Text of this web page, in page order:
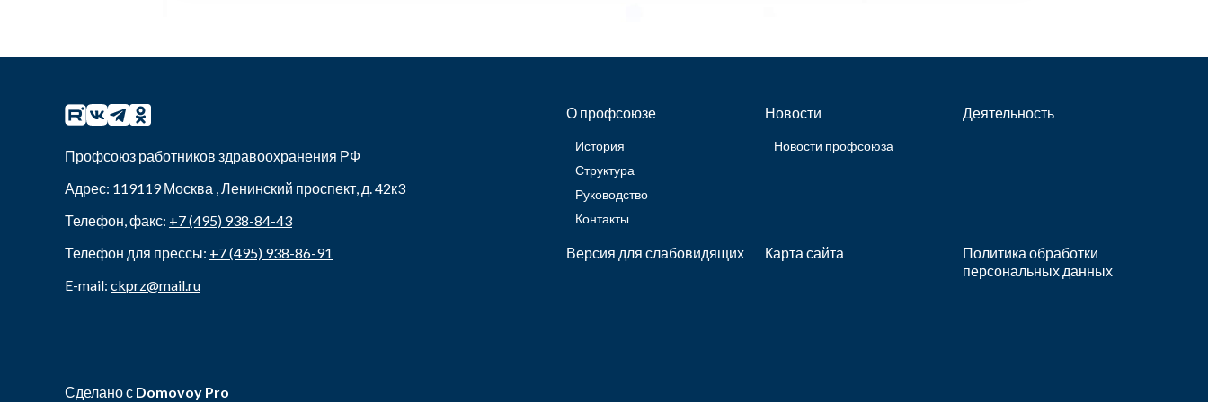
Профсоюз работников здравоохранения РФ
Адрес: 119119Москва ,Ленинский проспект, д. 42к3
Телефон, факс: +7 (495) 938-84-43
Телефон для прессы: +7 (495) 938-86-91
E-mail: ckprz@mail.ru
О профсоюзе
История
Структура
Руководство
Контакты
Новости
Новости профсоюза
Деятельность
Версия для слабовидящих Карта сайта
Политика обработки
персональных данных
Сделано с Domovoy Pro